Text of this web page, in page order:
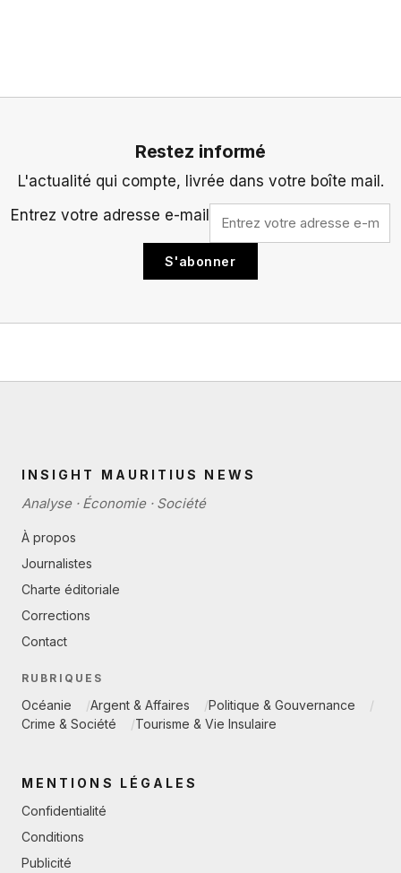
Restez informé
L'actualité qui compte, livrée dans votre boîte mail.
Entrez votre adresse e-mail
S'abonner
INSIGHT MAURITIUS NEWS
Analyse · Économie · Société
À propos
Journalistes
Charte éditoriale
Corrections
Contact
RUBRIQUES
Océanie Argent & Affaires
Politique & Gouvernance
Crime & Société
Tourisme & Vie Insulaire
MENTIONS LÉGALES
Confidentialité
Conditions
Publicité